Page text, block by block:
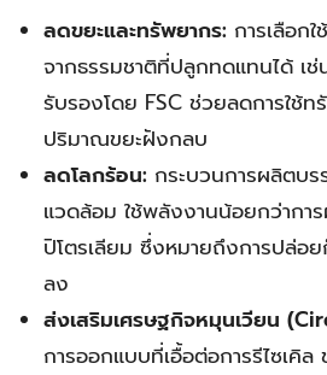
ลดขยะและทรัพยากร: การเลือก
จากธรรมชาติที่ปลูกทดแทนได้ เ
รับรองโดย FSC ช่วยลดการใช้ท
ปริมาณขยะฝังกลบ
ลดโลกร้อน: กระบวนการผลิตบ
แวดล้อม ใช้พลังงานน้อยกว่ากา
ปิโตรเลียม ซึ่งหมายถึงการปล่อ
ลง
ส่งเสริมเศรษฐกิจหมุนเวียน
การออกแบบที่เอื้อต่อการรีไซเคิ